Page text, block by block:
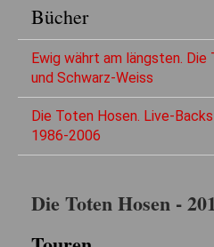
Bücher
Ewig währt am längsten. Die
und Schwarz-Weiss
Die Toten Hosen. Live-
1986-2006
Die Toten Hosen -